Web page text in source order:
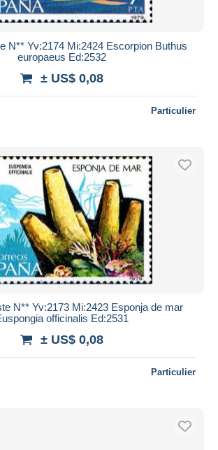
N** Yv:2174 Mi:2424 Escorpion Buthus
europaeus Ed:2532
± US$ 0,08
Particulier
N** Yv:2173 Mi:2423 Esponja de mar
officinalis Ed:2531
± US$ 0,08
Particulier